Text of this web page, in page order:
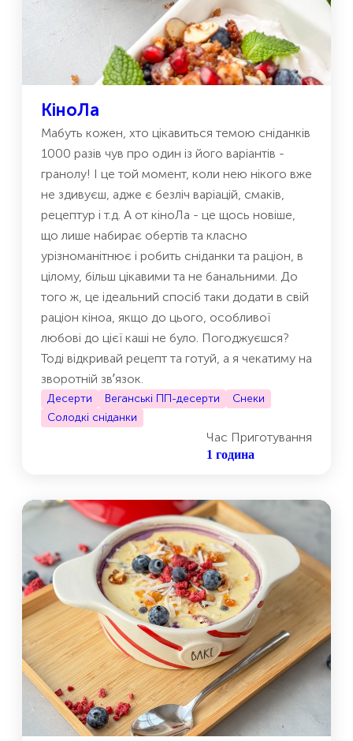
КіноЛа
Мабуть кожен, хто цікавиться темою сніданків
1000 разів чув про один із його варіантів -
гранолу! І це той момент, коли нею нікого вже
не здивуєш, адже є безліч варіацій, смаків,
рецептур і т.д. А от кіноЛа - це щось новіше,
що лише набирає обертів та класно
урізноманітнює і робить сніданки та раціон, в
цілому, більш цікавими та не банальними. До
того ж, це ідеальний спосіб таки додати в свій
раціон кіноа, якщо до цього, особливої
любові до цієї каші не було. Погоджуєшся?
Тоді відкривай рецепт та готуй, а я чекатиму на
зворотній звʼязок.
Десерти Веганські ПП-десерти
Снеки
Солодкі сніданки
Час Приготування
1 година